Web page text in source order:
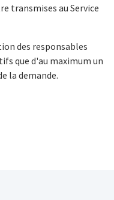
transmises au Service
des responsables
que d'au maximum un
la demande.